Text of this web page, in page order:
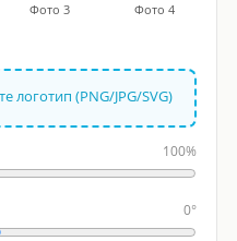
Фото 3 Фото 4
логотип (PNG/JPG/SVG)
100%
0°